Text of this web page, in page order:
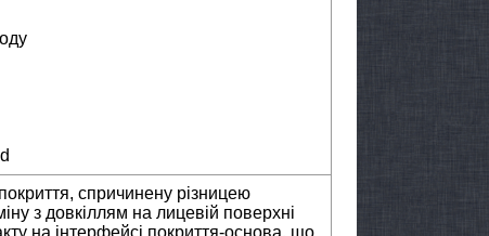
спричинену різницею
з довкіллям на лицевій поверхні